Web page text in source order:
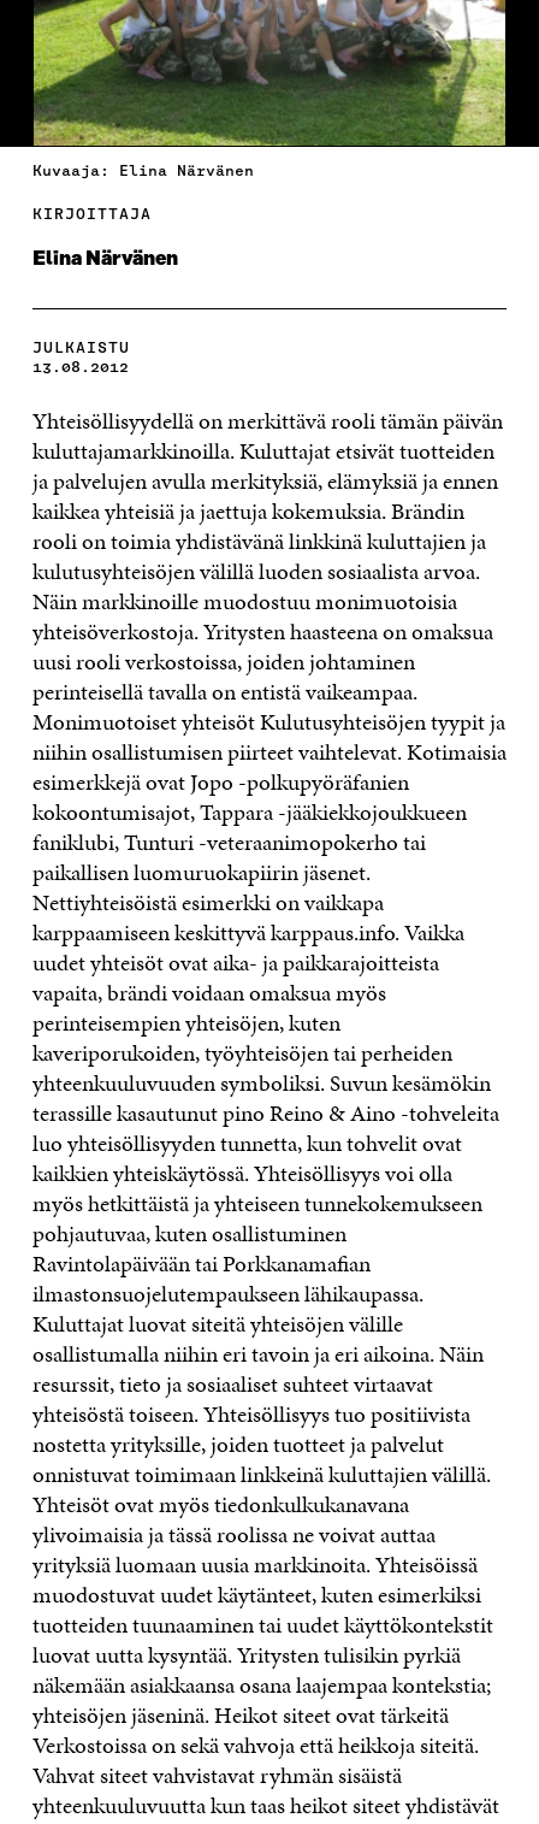
Kuvaaja: Elina Närvänen
KIRJOITTAJA
Elina Närvänen
JULKAISTU
13.08.2012
Yhteisöllisyydellä on merkittävä rooli tämän päivän
kuluttajamarkkinoilla. Kuluttajat etsivät tuotteiden
ja palvelujen avulla merkityksiä, elämyksiä ja ennen
kaikkea yhteisiä ja jaettuja kokemuksia. Brändin
rooli on toimia yhdistävänä linkkinä kuluttajien ja
kulutusyhteisöjen välillä luoden sosiaalista arvoa.
Näin markkinoille muodostuu monimuotoisia
yhteisöverkostoja. Yritysten haasteena on omaksua
uusi rooli verkostoissa, joiden johtaminen
perinteisellä tavalla on entistä vaikeampaa.
Monimuotoiset yhteisöt Kulutusyhteisöjen tyypit ja
niihin osallistumisen piirteet vaihtelevat. Kotimaisia
esimerkkejä ovat Jopo -polkupyöräfanien
kokoontumisajot, Tappara -jääkiekkojoukkueen
faniklubi, Tunturi -veteraanimopokerho tai
paikallisen luomuruokapiirin jäsenet.
Nettiyhteisöistä esimerkki on vaikkapa
karppaamiseen keskittyvä karppaus.info. Vaikka
uudet yhteisöt ovat aika- ja paikkarajoitteista
vapaita, brändi voidaan omaksua myös
perinteisempien yhteisöjen, kuten
kaveriporukoiden, työyhteisöjen tai perheiden
yhteenkuuluvuuden symboliksi. Suvun kesämökin
terassille kasautunut pino Reino & Aino -tohveleita
luo yhteisöllisyyden tunnetta, kun tohvelit ovat
kaikkien yhteiskäytössä. Yhteisöllisyys voi olla
myös hetkittäistä ja yhteiseen tunnekokemukseen
pohjautuvaa, kuten osallistuminen
Ravintolapäivään tai Porkkanamafian
ilmastonsuojelutempaukseen lähikaupassa.
Kuluttajat luovat siteitä yhteisöjen välille
osallistumalla niihin eri tavoin ja eri aikoina. Näin
resurssit, tieto ja sosiaaliset suhteet virtaavat
yhteisöstä toiseen. Yhteisöllisyys tuo positiivista
nostetta yrityksille, joiden tuotteet ja palvelut
onnistuvat toimimaan linkkeinä kuluttajien välillä.
Yhteisöt ovat myös tiedonkulkukanavana
ylivoimaisia ja tässä roolissa ne voivat auttaa
yrityksiä luomaan uusia markkinoita. Yhteisöissä
muodostuvat uudet käytänteet, kuten esimerkiksi
tuotteiden tuunaaminen tai uudet käyttökontekstit
luovat uutta kysyntää. Yritysten tulisikin pyrkiä
näkemään asiakkaansa osana laajempaa kontekstia;
yhteisöjen jäseninä. Heikot siteet ovat tärkeitä
Verkostoissa on sekä vahvoja että heikkoja siteitä.
Vahvat siteet vahvistavat ryhmän sisäistä
yhteenkuuluvuutta kun taas heikot siteet yhdistävät